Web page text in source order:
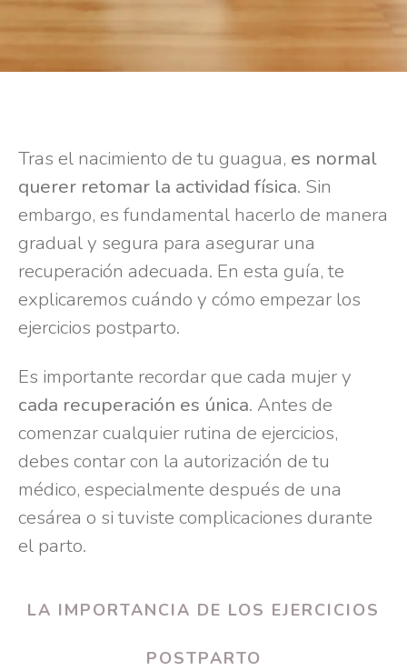
Tras el nacimiento de tu guagua, es normal
querer retomar la actividad física. Sin
embargo, es fundamental hacerlo de manera
gradual y segura para asegurar una
recuperación adecuada. En esta guía, te
explicaremos cuándo y cómo empezar los
ejercicios postparto.
Es importante recordar que cada mujer y
cada recuperación es única. Antes de
comenzar cualquier rutina de ejercicios,
debes contar con la autorización de tu
médico, especialmente después de una
cesárea o si tuviste complicaciones durante
el parto.
LA IMPORTANCIA DE LOS EJERCICIOS
POSTPARTO